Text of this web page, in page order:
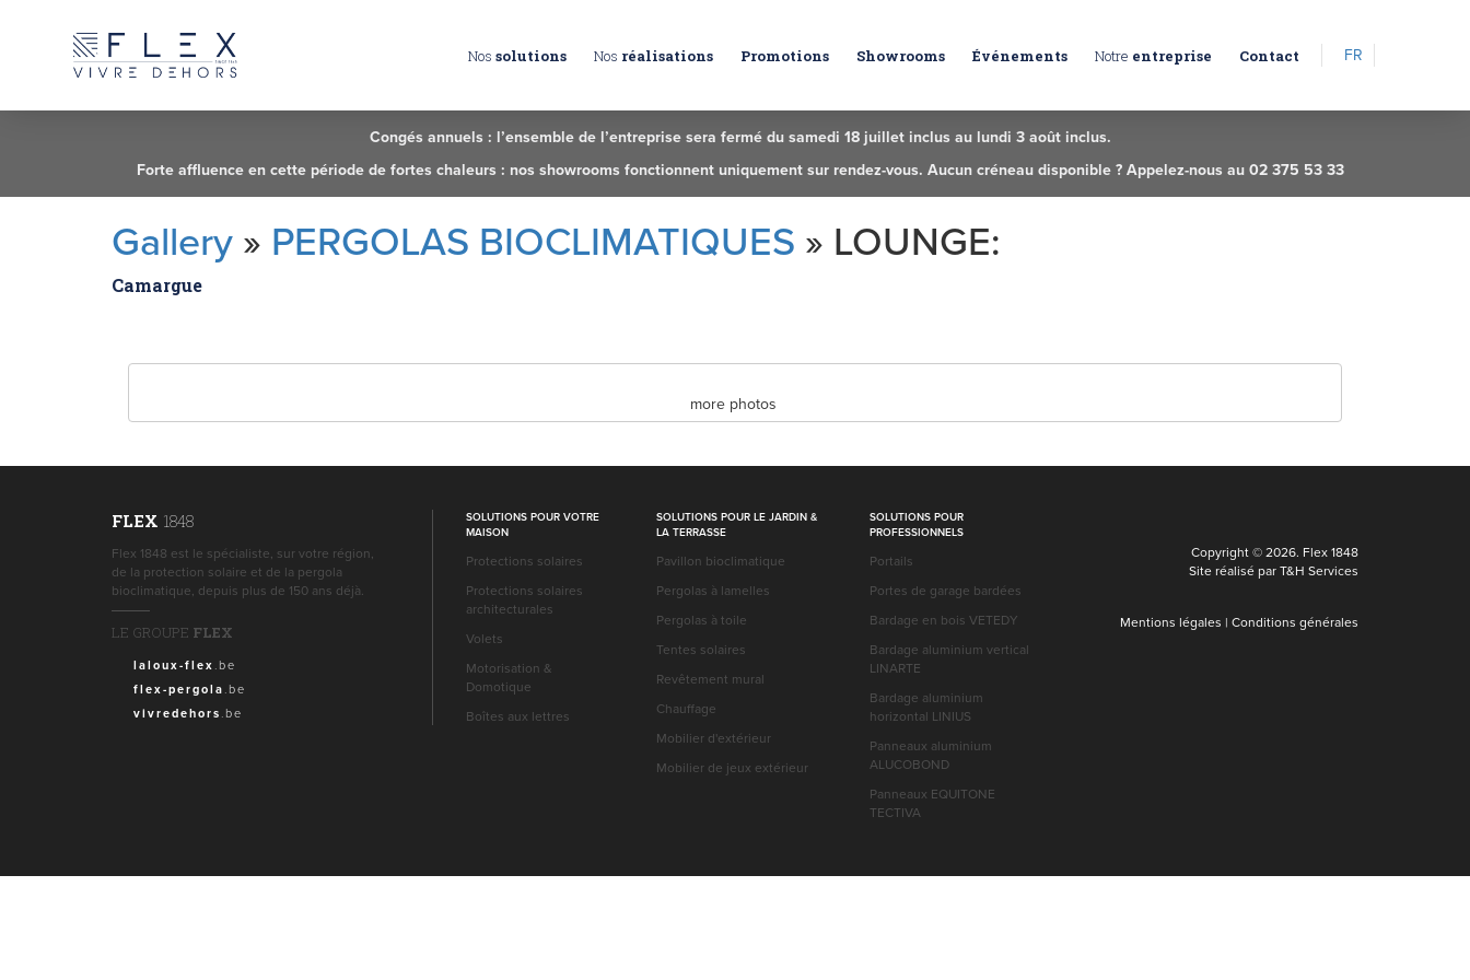
Nos solutions Nos réalisations Promotions Showrooms Événements Notre entreprise Contact FR
Congés annuels : l’ensemble de l’entreprise sera fermé du samedi 18 juillet inclus au lundi 3 août inclus.
Forte affluence en cette période de fortes chaleurs : nos showrooms fonctionnent uniquement sur rendez-vous. Aucun créneau disponible ? Appelez-nous au 02 375 53 33
Gallery» PERGOLAS BIOCLIMATIQUES » LOUNGE:
Camargue
more photos
FLEX 1848
Flex 1848 est le spécialiste, sur votre région,
de la protection solaire et de la pergola
bioclimatique, depuis plus de 150 ans déjà.
LE GROUPE FLEX
laloux-flex .be
flex-pergola .be
vivredehors .be
SOLUTIONS POUR VOTRE
MAISON
Protections solaires
Protections solaires
architecturales
Volets
Motorisation &
Domotique
Boîtes aux lettres
SOLUTIONS POUR LE JARDIN &
LA TERRASSE
Pavillon bioclimatique
Pergolas à lamelles
Pergolas à toile
Tentes solaires
Revêtement mural
Chauffage
Mobilier d'extérieur
Mobilier de jeux extérieur
SOLUTIONS POUR
PROFESSIONNELS
Portails
Portes de garage bardées
Bardage en bois VETEDY
Bardage aluminium vertical
LINARTE
Bardage aluminium
horizontal LINIUS
Panneaux aluminium
ALUCOBOND
Panneaux EQUITONE
TECTIVA
Copyright © 2026. Flex 1848
Site réalisé par T&H Services
Mentions légales | Conditions générales